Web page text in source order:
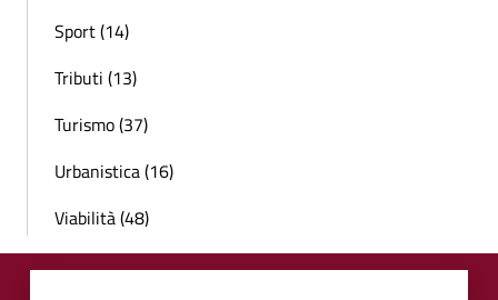
Sport (14)
Tributi (13)
Turismo (37)
Urbanistica (16)
Viabilità (48)